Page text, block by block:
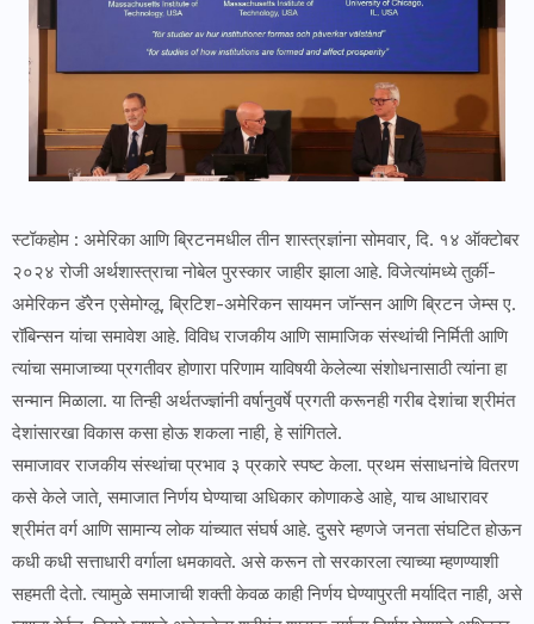
स्टॉकहोम : अमेरिका आणि ब्रिटनमधील तीन शास्त्रज्ञांना सोमवार, दि. १४ ऑक्टोबर
२०२४ रोजी अर्थशास्त्राचा नोबेल पुरस्कार जाहीर झाला आहे. विजेत्यांमध्ये तुर्की-
अमेरिकन डॅरेन एसेमोग्लू, ब्रिटिश-अमेरिकन सायमन जॉन्सन आणि ब्रिटन जेम्स ए.
रॉबिन्सन यांचा समावेश आहे. विविध राजकीय आणि सामाजिक संस्थांची निर्मिती आणि
त्यांचा समाजाच्या प्रगतीवर होणारा परिणाम याविषयी केलेल्या संशोधनासाठी त्यांना हा
सन्मान मिळाला. या तिन्ही अर्थतज्ज्ञांनी वर्षानुवर्षे प्रगती करूनही गरीब देशांचा श्रीमंत
देशांसारखा विकास कसा होऊ शकला नाही, हे सांगितले.
समाजावर राजकीय संस्थांचा प्रभाव ३ प्रकारे स्पष्ट केला. प्रथम संसाधनांचे वितरण
कसे केले जाते, समाजात निर्णय घेण्याचा अधिकार कोणाकडे आहे, याच आधारावर
श्रीमंत वर्ग आणि सामान्य लोक यांच्यात संघर्ष आहे. दुसरे म्हणजे जनता संघटित होऊन
कधी कधी सत्ताधारी वर्गाला धमकावते. असे करून तो सरकारला त्याच्या म्हणण्याशी
सहमती देतो. त्यामुळे समाजाची शक्ती केवळ काही निर्णय घेण्यापुरती मर्यादित नाही, असे